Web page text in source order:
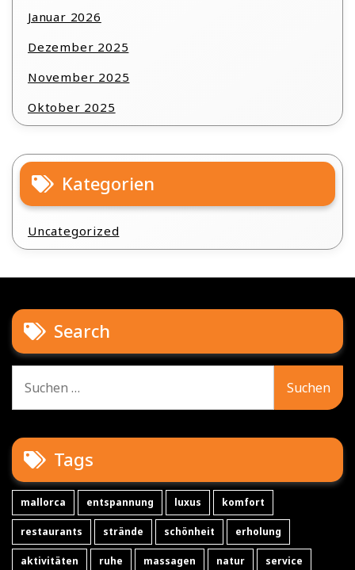
Januar 2026
Dezember 2025
November 2025
Oktober 2025
Kategorien
Uncategorized
Search
nach:
Tags
mallorca entspannung luxus komfort
restaurants strände schönheit erholung
aktivitäten ruhe massagen natur service